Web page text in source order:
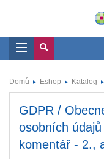
Domů Eshop Katalog
GDPR /
osobních
komentář - 2.,